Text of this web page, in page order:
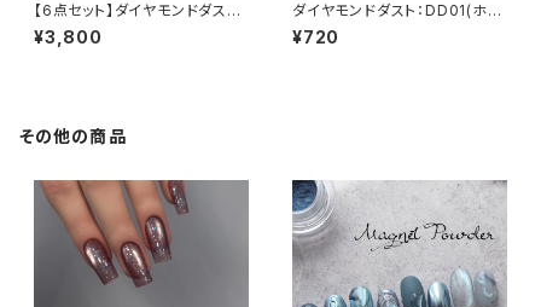
【6点セット】ダイヤモンドダスト
シリーズ & Glitter hour：01:0
0am
¥3,800
ダイヤモンドダスト：DD01(ホワ
イト系)
¥720
その他の商品